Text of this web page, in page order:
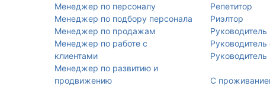
Менеджер по персоналу
Менеджер по подбору персонала
Менеджер по продажам
Менеджер по работе с
клиентами
Менеджер по развитию и
продвижению
Репетитор
Риэлтор
Руководитель
Руководитель
С